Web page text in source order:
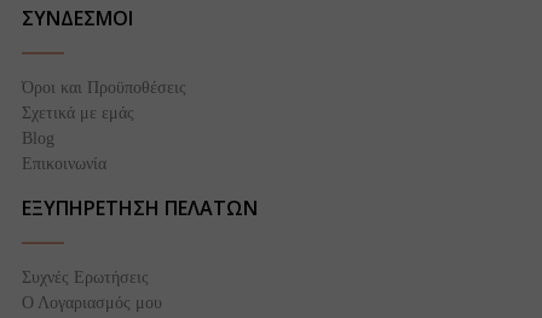
ΣΥΝΔΕΣΜΟΙ
Όροι και Προϋποθέσεις
Σχετικά με εμάς
Blog
Επικοινωνία
ΕΞΥΠΗΡΕΤΗΣΗ ΠΕΛΑΤΩΝ
Συχνές Ερωτήσεις
Ο Λογαριασμός μου